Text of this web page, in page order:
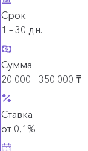
Срок
1 – 30 дн.
Сумма
20 000 - 350 000 ₸
Ставка
от 0,1%